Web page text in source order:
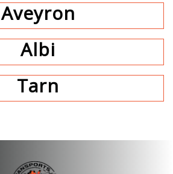
Aveyron
Albi
Tarn